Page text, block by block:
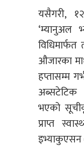
यसैगरी,
‘म्यानुअल
विधिमार्फत
औजारका
हप्तासम्म
अब्सटेटिक
भएको
प्राप्त
इभ्याकुएसन